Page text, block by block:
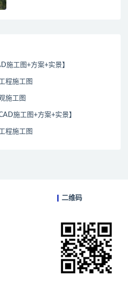
施工图+方案+实景】
程施工图
施工图
施工图+方案+实景】
程施工图
二维码